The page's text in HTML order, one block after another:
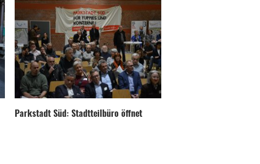
Parkstadt Süd: Stadtteilbüro öffnet